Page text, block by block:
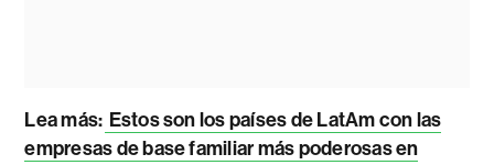
Lea más: Estos son los países de LatAm con las
empresas de base familiar más poderosas en